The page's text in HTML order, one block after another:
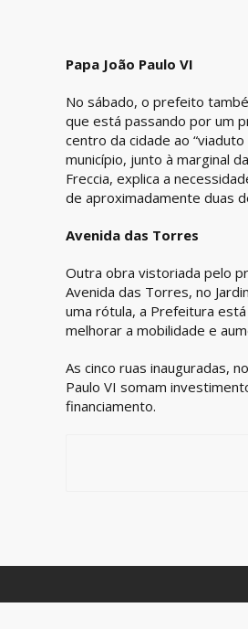
Papa João Paulo VI
No sábado, o prefeito
que está passando por um
centro da cidade ao “viaduto
município, junto à marginal
Freccia, explica a
de aproximadamente duas
Avenida das Torres
Outra obra vistoriada pelo
Avenida das Torres, no
uma rótula, a Prefeitura
melhorar a mobilidade e
As cinco ruas inauguradas,
Paulo VI somam
financiamento.